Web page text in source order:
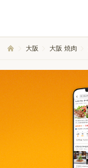
大阪 大阪 焼肉